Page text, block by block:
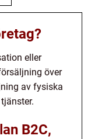
eller
över
av fysiska
B2C,